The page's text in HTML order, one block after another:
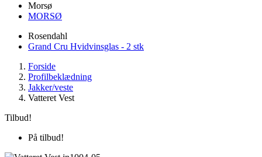
Morsø
MORSØ
Rosendahl
Grand Cru Hvidvinsglas - 2 stk
Forside
Profilbeklædning
Jakker/veste
Vatteret Vest
Tilbud!
På tilbud!